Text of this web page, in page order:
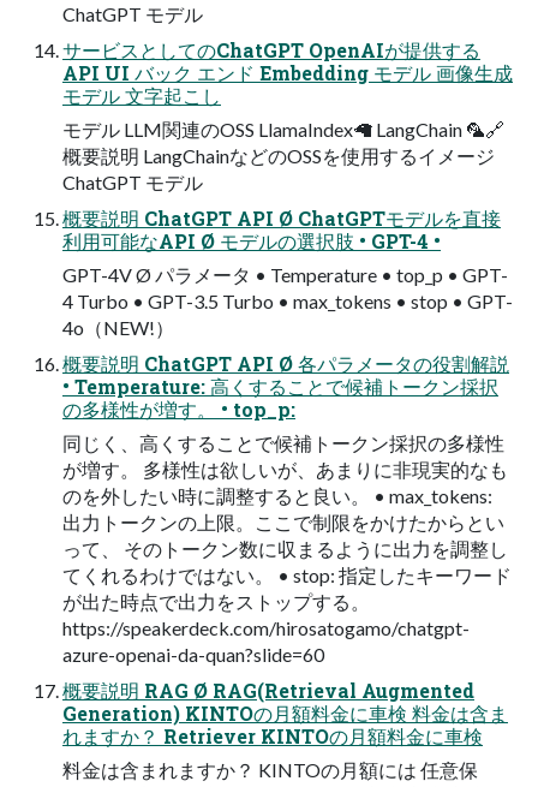
ChatGPT モデル
サービスとしてのChatGPT OpenAIが提供する
API UI バック エンド Embedding モデル 画像⽣成
モデル ⽂字起こし
モデル LLM関連のOSS LlamaIndex🦙 LangChain 🦜🔗
概要説明 LangChainなどのOSSを使⽤するイメージ
ChatGPT モデル
概要説明 ChatGPT API Ø ChatGPTモデルを直接
利⽤可能なAPI Ø モデルの選択肢 • GPT-4 •
GPT-4V Ø パラメータ • Temperature • top_p • GPT-
4 Turbo • GPT-3.5 Turbo • max_tokens • stop • GPT-
4o（NEW!）
概要説明 ChatGPT API Ø 各パラメータの役割解説
• Temperature: ⾼くすることで候補トークン採択
の多様性が増す。 • top_p:
同じく、⾼くすることで候補トークン採択の多様性
が増す。 多様性は欲しいが、あまりに⾮現実的なも
のを外したい時に調整すると良い。 • max_tokens:
出⼒トークンの上限。ここで制限をかけたからとい
って、 そのトークン数に収まるように出⼒を調整し
てくれるわけではない。 • stop: 指定したキーワード
が出た時点で出⼒をストップする。
https://speakerdeck.com/hirosatogamo/chatgpt-
azure-openai-da-quan?slide=60
概要説明 RAG Ø RAG(Retrieval Augmented
Generation) KINTOの⽉額料⾦に⾞検 料⾦は含ま
れますか？ Retriever KINTOの⽉額料⾦に⾞検
料⾦は含まれますか？ KINTOの⽉額には 任意保